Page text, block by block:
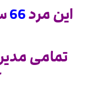
این مرد66
تمامی